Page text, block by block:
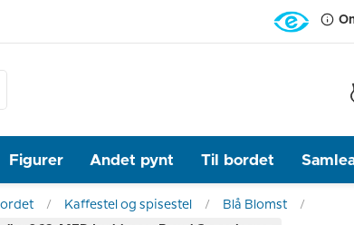
Figurer Andet pynt Til bordet
Kaffestel og spisestel
Blå Blomst